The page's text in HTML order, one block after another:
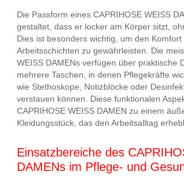
Die Passform eines CAPRIHOSE WEISS
gestaltet, dass er locker am Körper sitzt,
Dies ist besonders wichtig, um den
Arbeitsschichten zu gewährleisten. Die
WEISS DAMENs verfügen über praktische
mehrere Taschen, in denen Pflegekräfte
wie Stethoskope, Notizblöcke oder
verstauen können. Diese funktionalen
CAPRIHOSE WEISS DAMEN zu einem
Kleidungsstück, das den Arbeitsalltag
Einsatzbereiche des
DAMENs im Pflege- und